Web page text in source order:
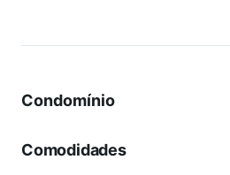
Condomínio
Comodidades